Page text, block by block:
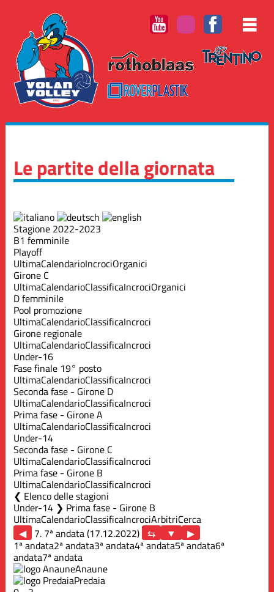
Le partite della giornata
Stagione 2022-2023
B1 femminile
Playoff
UltimaCalendarioIncrociOrganici
Girone C
UltimaCalendarioClassificaIncrociOrganici
D femminile
Pool promozione
UltimaCalendarioClassificaIncroci
Girone regionale
UltimaCalendarioClassificaIncroci
Under-16
Fase finale 19° posto
UltimaCalendarioClassificaIncroci
Seconda fase - Girone D
UltimaCalendarioClassificaIncroci
Prima fase - Girone A
UltimaCalendarioClassificaIncroci
Under-14
Seconda fase - Girone C
UltimaCalendarioClassificaIncroci
Prima fase - Girone B
UltimaCalendarioClassificaIncroci
Elenco delle stagioni
Under-14 ❯ Prima fase - Girone B
UltimaCalendarioClassificaIncrociArbitriCerca
◀ 7. 7ª andata (17.12.2022)
▶
1ª andata2ª andata3ª andata4ª andata5ª andata6ª
andata7ª andata
Anaune
Predaia